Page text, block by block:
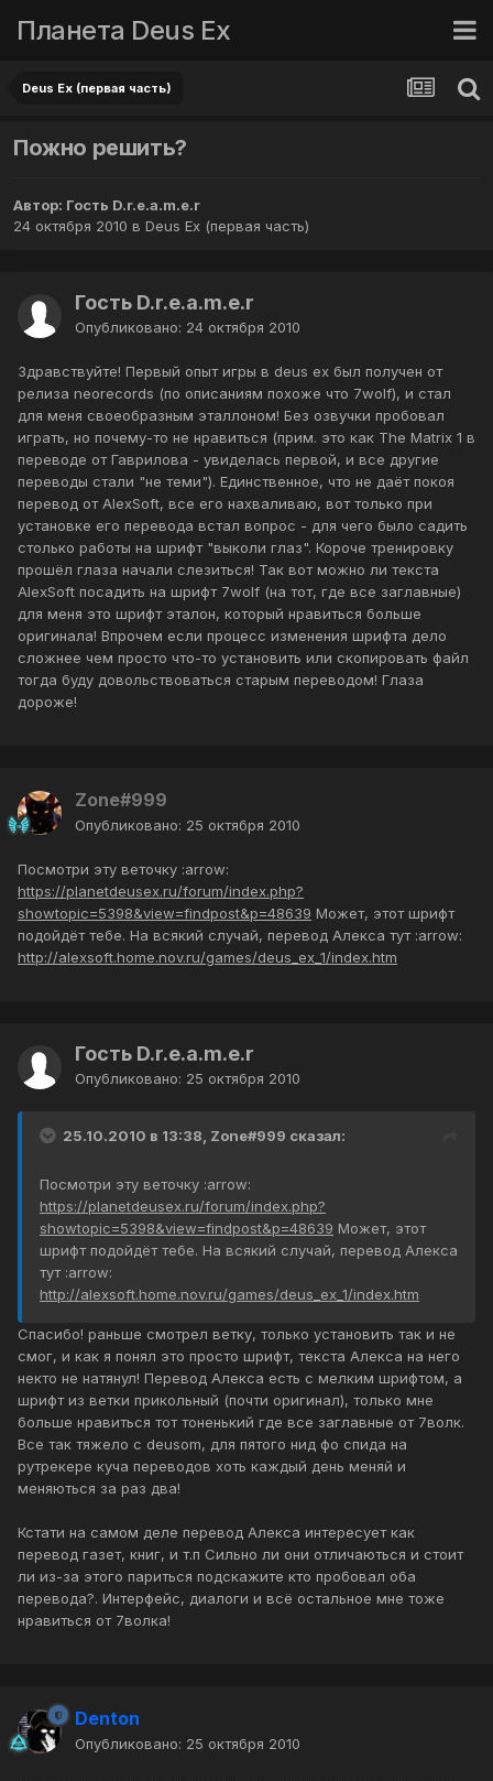
Планета Deus Ex
Deus Ex (первая часть)
Пожно решить?
Автор: Гость D.r.e.a.m.e.r
24 октября 2010 в Deus Ex (первая часть)
Гость D.r.e.a.m.e.r
Опубликовано: 24 октября 2010
Здравствуйте! Первый опыт игры в deus ex был получен от
релиза neorecords (по описаниям похоже что 7wolf), и стал
для меня своеобразным эталлоном! Без озвучки пробовал
играть, но почему-то не нравиться (прим. это как The Matrix 1 в
переводе от Гаврилова - увиделась первой, и все другие
переводы стали "не теми"). Единственное, что не даёт покоя
перевод от AlexSoft, все его нахваливаю, вот только при
установке его перевода встал вопрос - для чего было садить
столько работы на шрифт "выколи глаз". Короче тренировку
прошёл глаза начали слезиться! Так вот можно ли текста
AlexSoft посадить на шрифт 7wolf (на тот, где все заглавные)
для меня это шрифт эталон, который нравиться больше
оригинала! Впрочем если процесс изменения шрифта дело
сложнее чем просто что-то установить или скопировать файл
тогда буду довольствоваться старым переводом! Глаза
дороже!
Zone#999
Опубликовано: 25 октября 2010
Посмотри эту веточку :arrow:
https://planetdeusex.ru/forum/index.php?
showtopic=5398&view=findpost&p=48639 Может, этот шрифт
подойдёт тебе. На всякий случай, перевод Алекса тут :arrow:
http://alexsoft.home.nov.ru/games/deus_ex_1/index.htm
Гость D.r.e.a.m.e.r
Опубликовано: 25 октября 2010
25.10.2010 в 13:38, Zone#999 сказал:
Посмотри эту веточку :arrow:
https://planetdeusex.ru/forum/index.php?
showtopic=5398&view=findpost&p=48639 Может, этот
шрифт подойдёт тебе. На всякий случай, перевод Алекса
тут :arrow:
http://alexsoft.home.nov.ru/games/deus_ex_1/index.htm
Спасибо! раньше смотрел ветку, только установить так и не
смог, и как я понял это просто шрифт, текста Алекса на него
некто не натянул! Перевод Алекса есть с мелким шрифтом, а
шрифт из ветки прикольный (почти оригинал), только мне
больше нравиться тот тоненький где все заглавные от 7волк.
Все так тяжело с deusom, для пятого нид фо спида на
рутрекере куча переводов хоть каждый день меняй и
меняються за раз два!
Кстати на самом деле перевод Алекса интересует как
перевод газет, книг, и т.п Сильно ли они отличаються и стоит
ли из-за этого париться подскажите кто пробовал оба
перевода?. Интерфейс, диалоги и всё остальное мне тоже
нравиться от 7волка!
Denton
Опубликовано: 25 октября 2010